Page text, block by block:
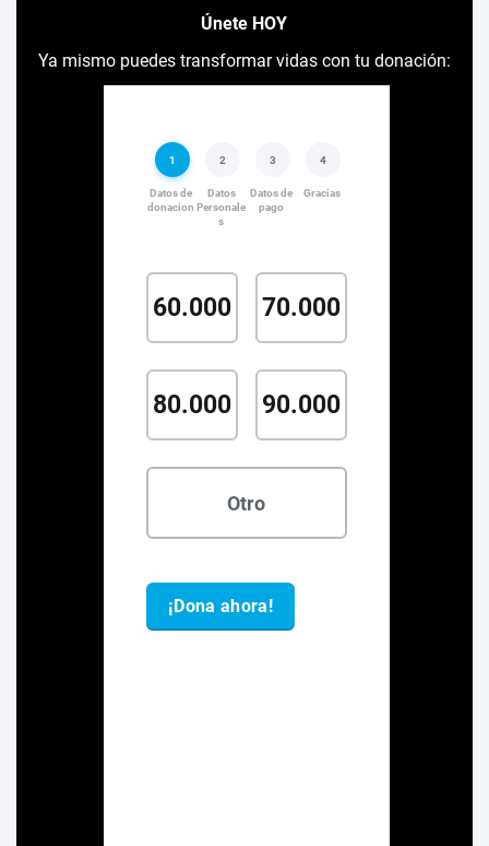
Únete HOY
Ya mismo puedes transformar vidas con tu donación: